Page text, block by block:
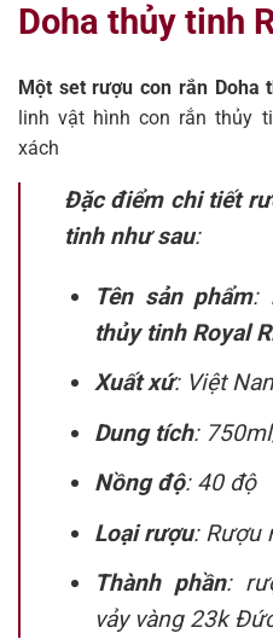
Doha thủy tinh
Một set rượu con rắn Doha
linh vật hình con rắn thủy
xách
Đặc điểm chi tiết
tinh như sau:
Tên sản phẩm:
thủy tinh Royal
Xuất xứ: Việt
Dung tích:
Nồng độ: 40 độ
Loại rượu: Rượu
Thành phần:
vảy vàng 23k